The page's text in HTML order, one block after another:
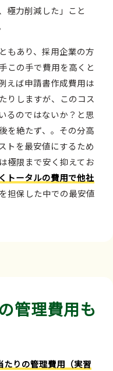
極力削減した」こと
もあり、採用企業の方
この手で費用を高くと
えば申請書作成費用は
りしますが、このコス
るのではないか？と思
を絶たず、。その分高
トを最安値にするため
極限まで安く抑えてお
トータルの費用で他社
担保した中での最安値
管理費用も
りの管理費用（実習